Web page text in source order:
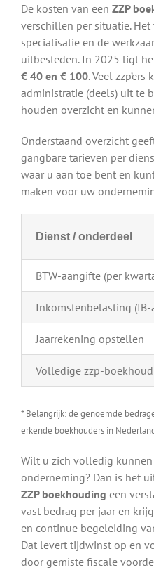
De kosten van een ZZP
verschillen per situatie.
specialisatie en de
uitbesteden. In 2025 ligt
€ 40 en € 100. Veel
administratie (deels) uit te
houden overzicht en
Onderstaand overzicht
gangbare tarieven per
waar u aan toe bent en
maken voor uw
Dienst / onderdeel
BTW-aangifte (per
Inkomstenbelasting (IB-
Jaarrekening opstellen
Volledige zzp-
* Belangrijk: de genoemde
erkende boekhouders in
Wilt u zich volledig
onderneming? Dan is het
ZZP boekhouding een
vast bedrag per jaar en
en continue begeleiding
Dat levert tijdwinst op en
door gemiste fiscale